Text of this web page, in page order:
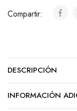
Compartir:
DESCRIPCIÓN
INFORMACIÓN